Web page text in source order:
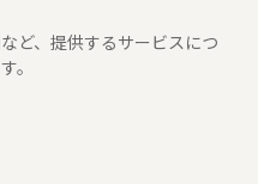
ど、提供するサービスにつ
。